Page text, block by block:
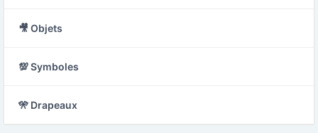
🎥 Objets
💯 Symboles
🎌 Drapeaux